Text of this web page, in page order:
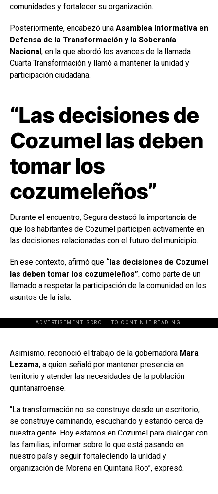
comunidades y fortalecer su organización.
Posteriormente, encabezó una Asamblea Informativa en
Defensa de la Transformación y la Soberanía
Nacional, en la que abordó los avances de la llamada
Cuarta Transformación y llamó a mantener la unidad y
participación ciudadana.
“Las decisiones de
Cozumel las deben
tomar los
cozumeleños”
Durante el encuentro, Segura destacó la importancia de
que los habitantes de Cozumel participen activamente en
las decisiones relacionadas con el futuro del municipio.
En ese contexto, afirmó que “las decisiones de Cozumel
las deben tomar los cozumeleños”, como parte de un
llamado a respetar la participación de la comunidad en los
asuntos de la isla.
ADVERTISEMENT. SCROLL TO CONTINUE READING.
[adsforwp id="243463"]
Asimismo, reconoció el trabajo de la gobernadora Mara
Lezama, a quien señaló por mantener presencia en
territorio y atender las necesidades de la población
quintanarroense.
“La transformación no se construye desde un escritorio,
se construye caminando, escuchando y estando cerca de
nuestra gente. Hoy estamos en Cozumel para dialogar con
las familias, informar sobre lo que está pasando en
nuestro país y seguir fortaleciendo la unidad y
organización de Morena en Quintana Roo”, expresó.